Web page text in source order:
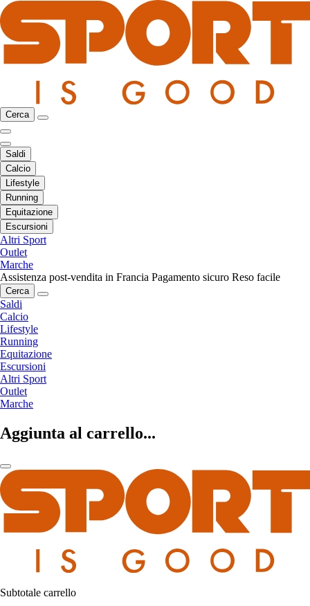
Cerca
Saldi
Calcio
Lifestyle
Running
Equitazione
Escursioni
Altri Sport
Outlet
Marche
Assistenza post-vendita in Francia Pagamento sicuro Reso facile
Cerca
Saldi
Calcio
Lifestyle
Running
Equitazione
Escursioni
Altri Sport
Outlet
Marche
Aggiunta al carrello...
Subtotale carrello